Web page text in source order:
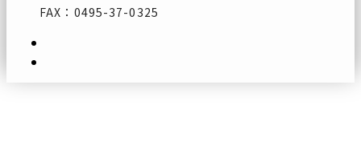
FAX：0495-37-0325